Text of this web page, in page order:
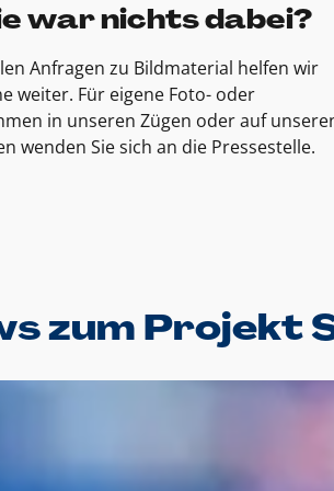
war nichts dabei?
Anfragen zu Bildmaterial helfen wir
weiter. Für eigene Foto- oder
in unseren Zügen oder auf
wenden Sie sich an die Pressestelle.
zum Projekt